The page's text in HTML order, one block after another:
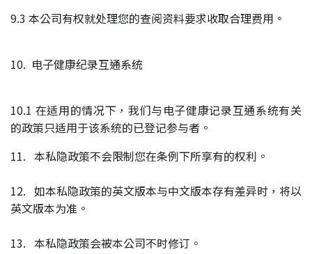
9.3 本公司有权就处理您的查阅资料要求收取合理费用。
10. 电子健康纪录互通系统
10.1 在适用的情况下，我们与电子健康记录互通系统有关
的政策只适用于该系统的已登记参与者。
11. 本私隐政策不会限制您在条例下所享有的权利。
12. 如本私隐政策的英文版本与中文版本存有差异时，将以
英文版本为准。
13. 本私隐政策会被本公司不时修订。